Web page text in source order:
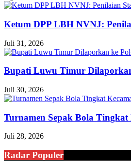
Ketum DPP LBH NVNJ:
Juli 31, 2026
Bupati Luwu Timur
Juli 30, 2026
Turnamen Sepak Bola
Juli 28, 2026
Radar Populer